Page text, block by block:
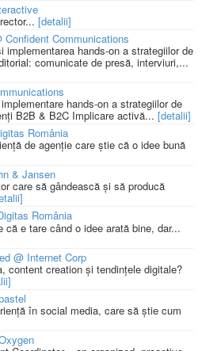
[detalii]
Communications
implementarea hands-on a strategiilor de
comunicate de presă, interviuri,...
hands-on a strategiilor de
B2B & B2C Implicare activă... [detalii]
România
de agenție care știe că o idee bună
& Jansen
care să gândească și să producă
România
e tare când o idee arată bine, dar...
@ Internet Corp
content creation și tendințele digitale?
în social media, care să știe cum